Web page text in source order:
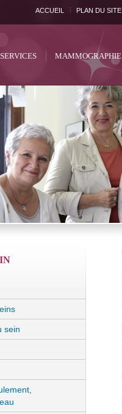
ACCUEIL PLAN DU SITE
SERVICES MAMMOGRAPHIE
sein